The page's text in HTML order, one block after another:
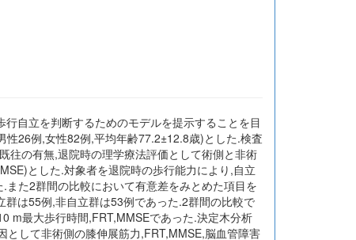
自立を判断するためのモデルを提示することを目
26例,女性82例,平均年齢77.2±12.8歳)とした.検査
往の有無,退院時の理学療法評価として術側と非術
とした.対象者を退院時の歩行能力により,自立
た2群間の比較において有意差をみとめた項目を
は55例,非自立群は53例であった.2群間の比較で
m最大歩行時間,FRT,MMSEであった.決定木分析
して非術側の膝伸展筋力,FRT,MMSE,脳血管障害